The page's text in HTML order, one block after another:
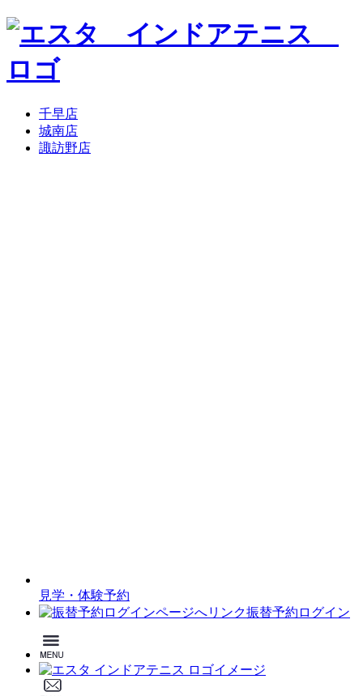
千早店
城南店
諏訪野店
見学・体験予約
振替予約ログイン